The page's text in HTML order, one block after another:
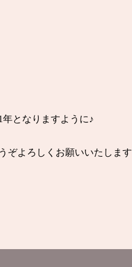
となりますように♪
ぞよろしくお願いいたしま